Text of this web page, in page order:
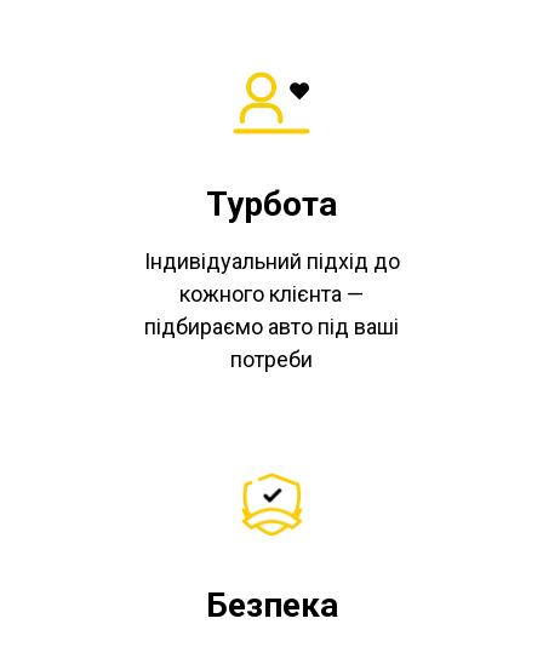
Турбота
Індивідуальний підхід до
кожного клієнта —
підбираємо авто під ваші
потреби
Безпека